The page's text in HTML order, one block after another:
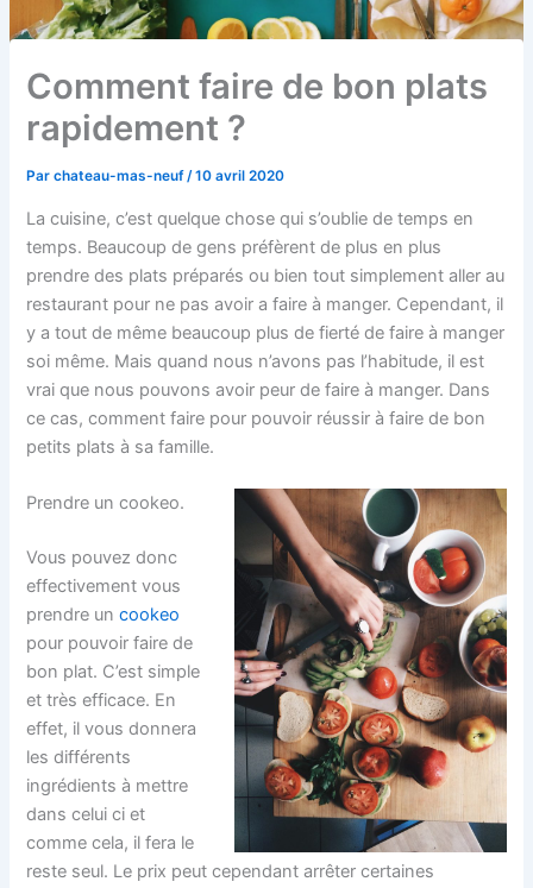
Comment faire de bon plats
rapidement ?
Parchateau-mas-neuf/10 avril 2020
La cuisine, c’est quelque chose qui s’oublie de temps en
temps. Beaucoup de gens préfèrent de plus en plus
prendre des plats préparés ou bien tout simplement aller au
restaurant pour ne pas avoir a faire à manger. Cependant, il
y a tout de même beaucoup plus de fierté de faire à manger
soi même. Mais quand nous n’avons pas l’habitude, il est
vrai que nous pouvons avoir peur de faire à manger. Dans
ce cas, comment faire pour pouvoir réussir à faire de bon
petits plats à sa famille.
Prendre un cookeo.
Vous pouvez donc
effectivement vous
prendre uncookeo
pour pouvoir faire de
bon plat. C’est simple
et très efficace. En
effet, il vous donnera
les différents
ingrédients à mettre
dans celui ci et
comme cela, il fera le
reste seul. Le prix peut cependant arrêter certaines